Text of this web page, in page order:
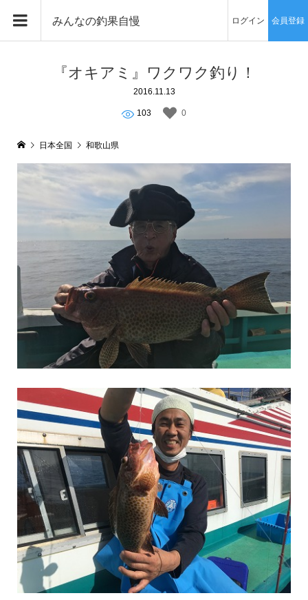
みんなの釣果自慢 ログイン 会員登録
『オキアミ』ワクワク釣り！
2016.11.13
103 0
日本全国 和歌山県